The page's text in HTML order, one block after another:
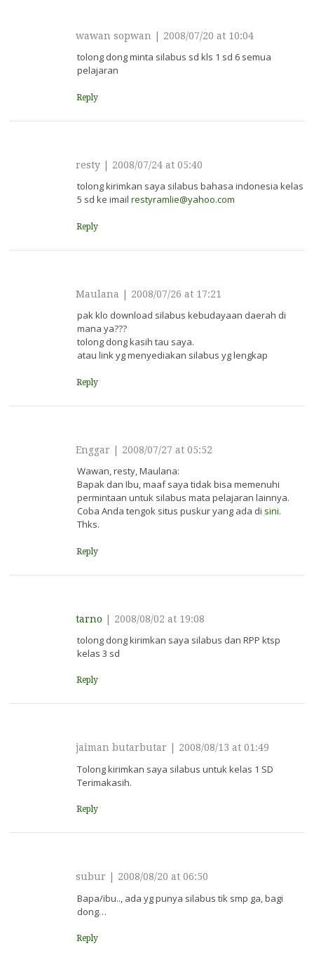
wawan sopwan 2008/07/20 at 10:04
tolong dong minta silabus sd kls 1 sd 6 semua
pelajaran
Reply
resty 2008/07/24 at 05:40
tolong kirimkan saya silabus bahasa indonesia kelas
5 sd ke imail restyramlie@yahoo.com
Reply
Maulana 2008/07/26 at 17:21
pak klo download silabus kebudayaan daerah di
mana ya???
tolong dong kasih tau saya.
atau link yg menyediakan silabus yg lengkap
Reply
Enggar 2008/07/27 at 05:52
Wawan, resty, Maulana:
Bapak dan Ibu, maaf saya tidak bisa memenuhi
permintaan untuk silabus mata pelajaran lainnya.
Coba Anda tengok situs puskur yang ada di sini.
Thks.
Reply
tarno | 2008/08/02 at 19:08
tolong dong kirimkan saya silabus dan RPP ktsp
kelas 3 sd
Reply
jaiman butarbutar 2008/08/13 at 01:49
Tolong kirimkan saya silabus untuk kelas 1 SD
Terimakasih.
Reply
subur 2008/08/20 at 06:50
Bapa/ibu.., ada yg punya silabus tik smp ga, bagi
dong…
Reply